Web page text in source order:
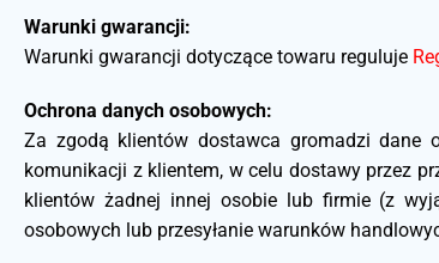
Warunki gwarancji:
Warunki gwarancji dotyczące towaru reguluje
Ochrona danych osobowych:
Za zgodą klientów dostawca gromadzi dane
komunikacji z klientem, w celu dostawy przez
klientów żadnej innej osobie lub firmie (z
osobowych lub przesyłanie warunków